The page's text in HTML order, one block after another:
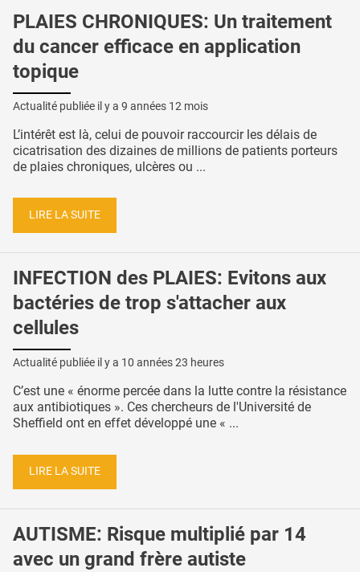
PLAIES CHRONIQUES: Un traitement
du cancer efficace en application
topique
Actualité publiée il y a 9 années 12 mois
L’intérêt est là, celui de pouvoir raccourcir les délais de
cicatrisation des dizaines de millions de patients porteurs
de plaies chroniques, ulcères ou ...
LIRE LA SUITE
INFECTION des PLAIES: Evitons aux
bactéries de trop s'attacher aux
cellules
Actualité publiée il y a 10 années 23 heures
C’est une « énorme percée dans la lutte contre la résistance
aux antibiotiques ». Ces chercheurs de l'Université de
Sheffield ont en effet développé une « ...
LIRE LA SUITE
AUTISME: Risque multiplié par 14
avec un grand frère autiste